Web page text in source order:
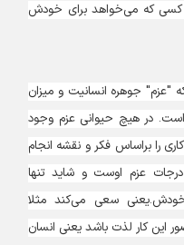
که می‌خواهد برای خودش
جوهره انسانیت و میزان
در هیچ حیوانی عزم وجود
را براساس فکر و نقشه انجام
عزم اوست و شاید تنها
سعی می‌کند مثلا
کار لذت باشد یعنی انسان